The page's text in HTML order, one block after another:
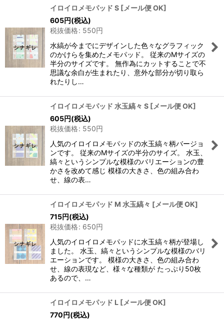
イロイロメモパッド S [メール便 OK]
605円(税込)
税抜価格: 550円
水縞が今までにデザインした色々なグラフィック
のかけらを集めたメモパッド。 従来のMサイズの
半分のサイズです。 無作為にカットすることで不
思議な余白が生まれたり、意外な部分が切り取ら
れたりし…
イロイロメモパッド 水玉縞々 S [メール便 OK]
605円(税込)
税抜価格: 550円
人気のイロイロメモパッドの水玉縞々柄バージョ
ンです。 従来のMサイズの半分のサイズ。 水玉、
縞々というシンプルな模様のバリエーションの豊
かさを改めて感じ 模様の大きさ、色の組み合わ
せ、線の表…
イロイロメモパッド M 水玉縞々 [メール便 OK]
715円(税込)
税抜価格: 650円
人気のイロイロメモパッドに水玉縞々柄が登場し
ました。 水玉、縞々というシンプルな模様のバリ
エーションです。 模様の大きさ、色の組み合わ
せ、線の表現など、様々な種類が たっぷり50枚
あるので、…
イロイロメモパッド L [メール便 OK]
770円(税込)